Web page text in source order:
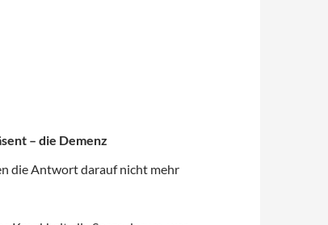
– die Demenz
die Antwort darauf nicht mehr